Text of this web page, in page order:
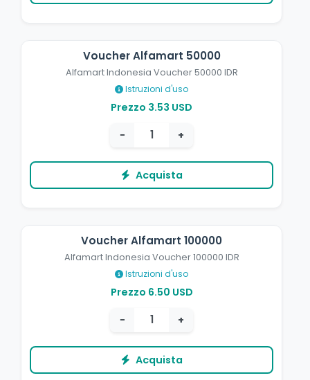
Voucher Alfamart 50000
Alfamart Indonesia Voucher 50000 IDR
Istruzioni d'uso
Prezzo 3.53 USD
−
+
Acquista
Voucher Alfamart 100000
Alfamart Indonesia Voucher 100000 IDR
Istruzioni d'uso
Prezzo 6.50 USD
−
+
Acquista